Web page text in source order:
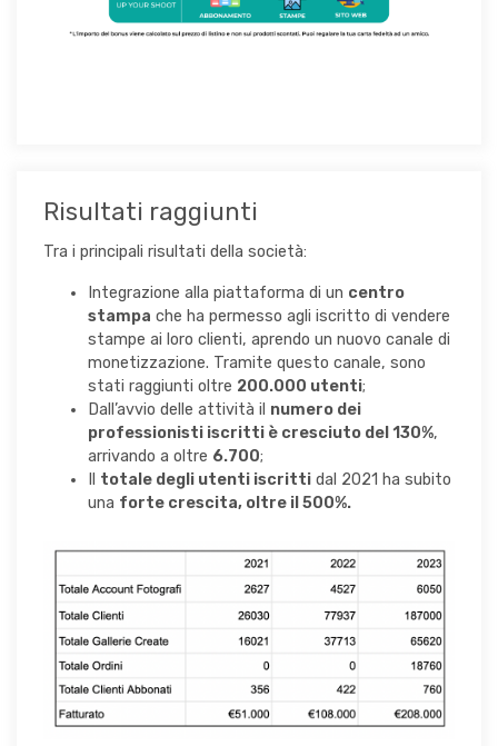
Risultati raggiunti
Tra i principali risultati della società:
Integrazione alla piattaforma di un centro
stampa che ha permesso agli iscritto di vendere
stampe ai loro clienti, aprendo un nuovo canale di
monetizzazione. Tramite questo canale, sono
stati raggiunti oltre 200.000 utenti;
Dall’avvio delle attività il numero dei
professionisti iscritti è cresciuto del 130%,
arrivando a oltre 6.700;
totale degli utenti iscritti dal 2021 ha subito
una forte crescita, oltre il 500%.